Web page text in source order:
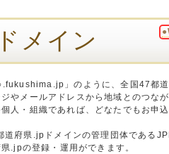
メイン
」のように、全国47都道
やメールアドレスから地域とのつな
人・組織であれば、どなたでもお申
府県.jpドメインの管理団体である
.jpの登録・運用ができます。